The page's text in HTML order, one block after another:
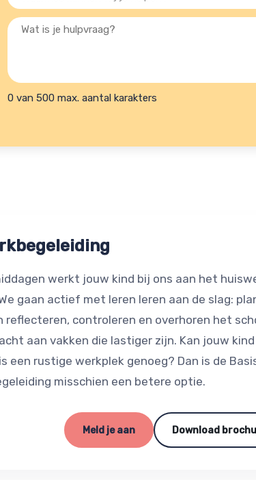
kunnen
wij
(Vereist)
Wat
hulpvraag?
0 van 500 max. aantal karakters
werkt jouw kind bij ons aan het
gaan actief met leren leren aan de slag:
reflecteren, controleren en overhoren het
aan vakken die lastiger zijn. Kan jouw
een rustige werkplek genoeg? Dan is de
misschien een betere optie.
Meld je aan Download